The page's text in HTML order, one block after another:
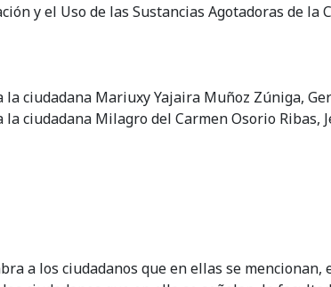
y el Uso de las Sustancias Agotadoras de la
ciudadana Mariuxy Yajaira Muñoz Zúniga,
ciudadana Milagro del Carmen Osorio
a los ciudadanos que en ellas se mencionan,